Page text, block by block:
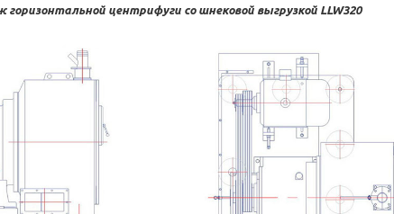
горизонтальной центрифуги со шнековой выгрузкой LLW320